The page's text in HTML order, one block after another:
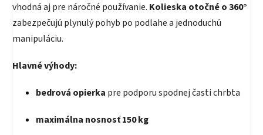
vhodná aj pre náročné používanie. Kolieska otočné o 360°
zabezpečujú plynulý pohyb po podlahe a jednoduchú
manipuláciu.
Hlavné výhody:
bedrová opierka pre podporu spodnej časti chrbta
maximálna nosnosť 150 kg